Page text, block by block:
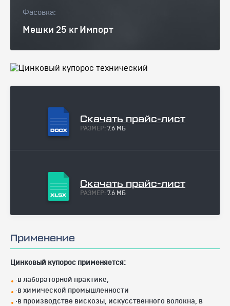
Применение
Цинковый купорос применяется:
·в лабораторной практике,
·в химической промышленности
·в производстве вискозы, искусственного волокна, в
Фасовка:
Мешки 25 кг Импорт
Скачать прайс-лист
РАЗМЕР: 7.6 МБ
Скачать прайс-лист
РАЗМЕР: 7.6 МБ